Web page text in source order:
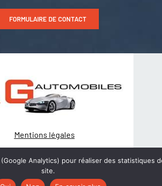
FORMULAIRE DE CONTACT
Mentions légales
de Confidentialité
© Création wiwacom
Analytics) pour réaliser des
site.